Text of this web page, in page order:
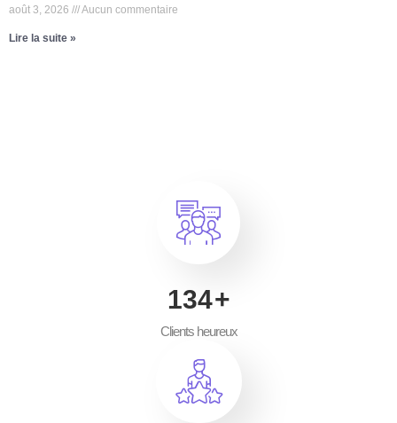
août 3, 2026 Aucun commentaire
Lire la suite »
200+
Clients heureux